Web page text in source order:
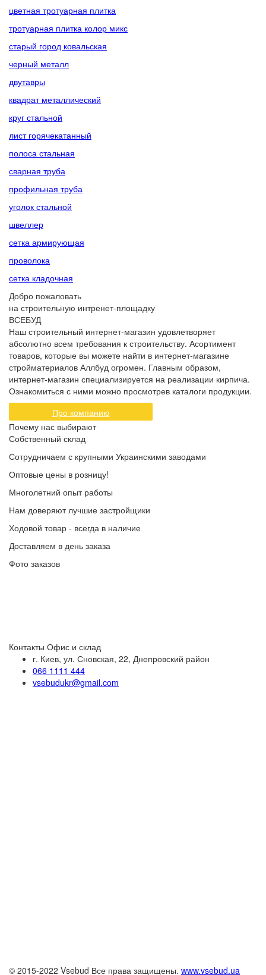
цветная тротуарная плитка
тротуарная плитка колор микс
старый город ковальская
черный металл
двутавры
квадрат металлический
круг стальной
лист горячекатанный
полоса стальная
сварная труба
профильная труба
уголок стальной
швеллер
сетка армирующая
проволока
сетка кладочная
Добро пожаловать
на строительную интренет-площадку
ВСЕБУД
Наш строительный интернет-магазин удовлетворяет
абсолютно всем требования к строительству. Асортимент
товаров, которые вы можете найти в интернет-магазине
стройматериалов Аллбуд огромен. Главным образом,
интернет-магазин специализируется на реализации кирпича.
Ознакомиться с ними можно просмотрев каталоги продукции.
Про компанию
Почему нас выбирают
Собственный склад
Сотрудничаем с крупными Украинскими заводами
Оптовые цены в розницу!
Многолетний опыт работы
Нам доверяют лучшие застройщики
Ходовой товар - всегда в наличие
Доставляем в день заказа
Фото заказов
Контакты Офис и склад
г. Киев, ул. Сновская, 22, Днепровский район
066 1111 444
vsebudukr@gmail.com
© 2015-2022 Vsebud Все права защищены. www.vsebud.ua